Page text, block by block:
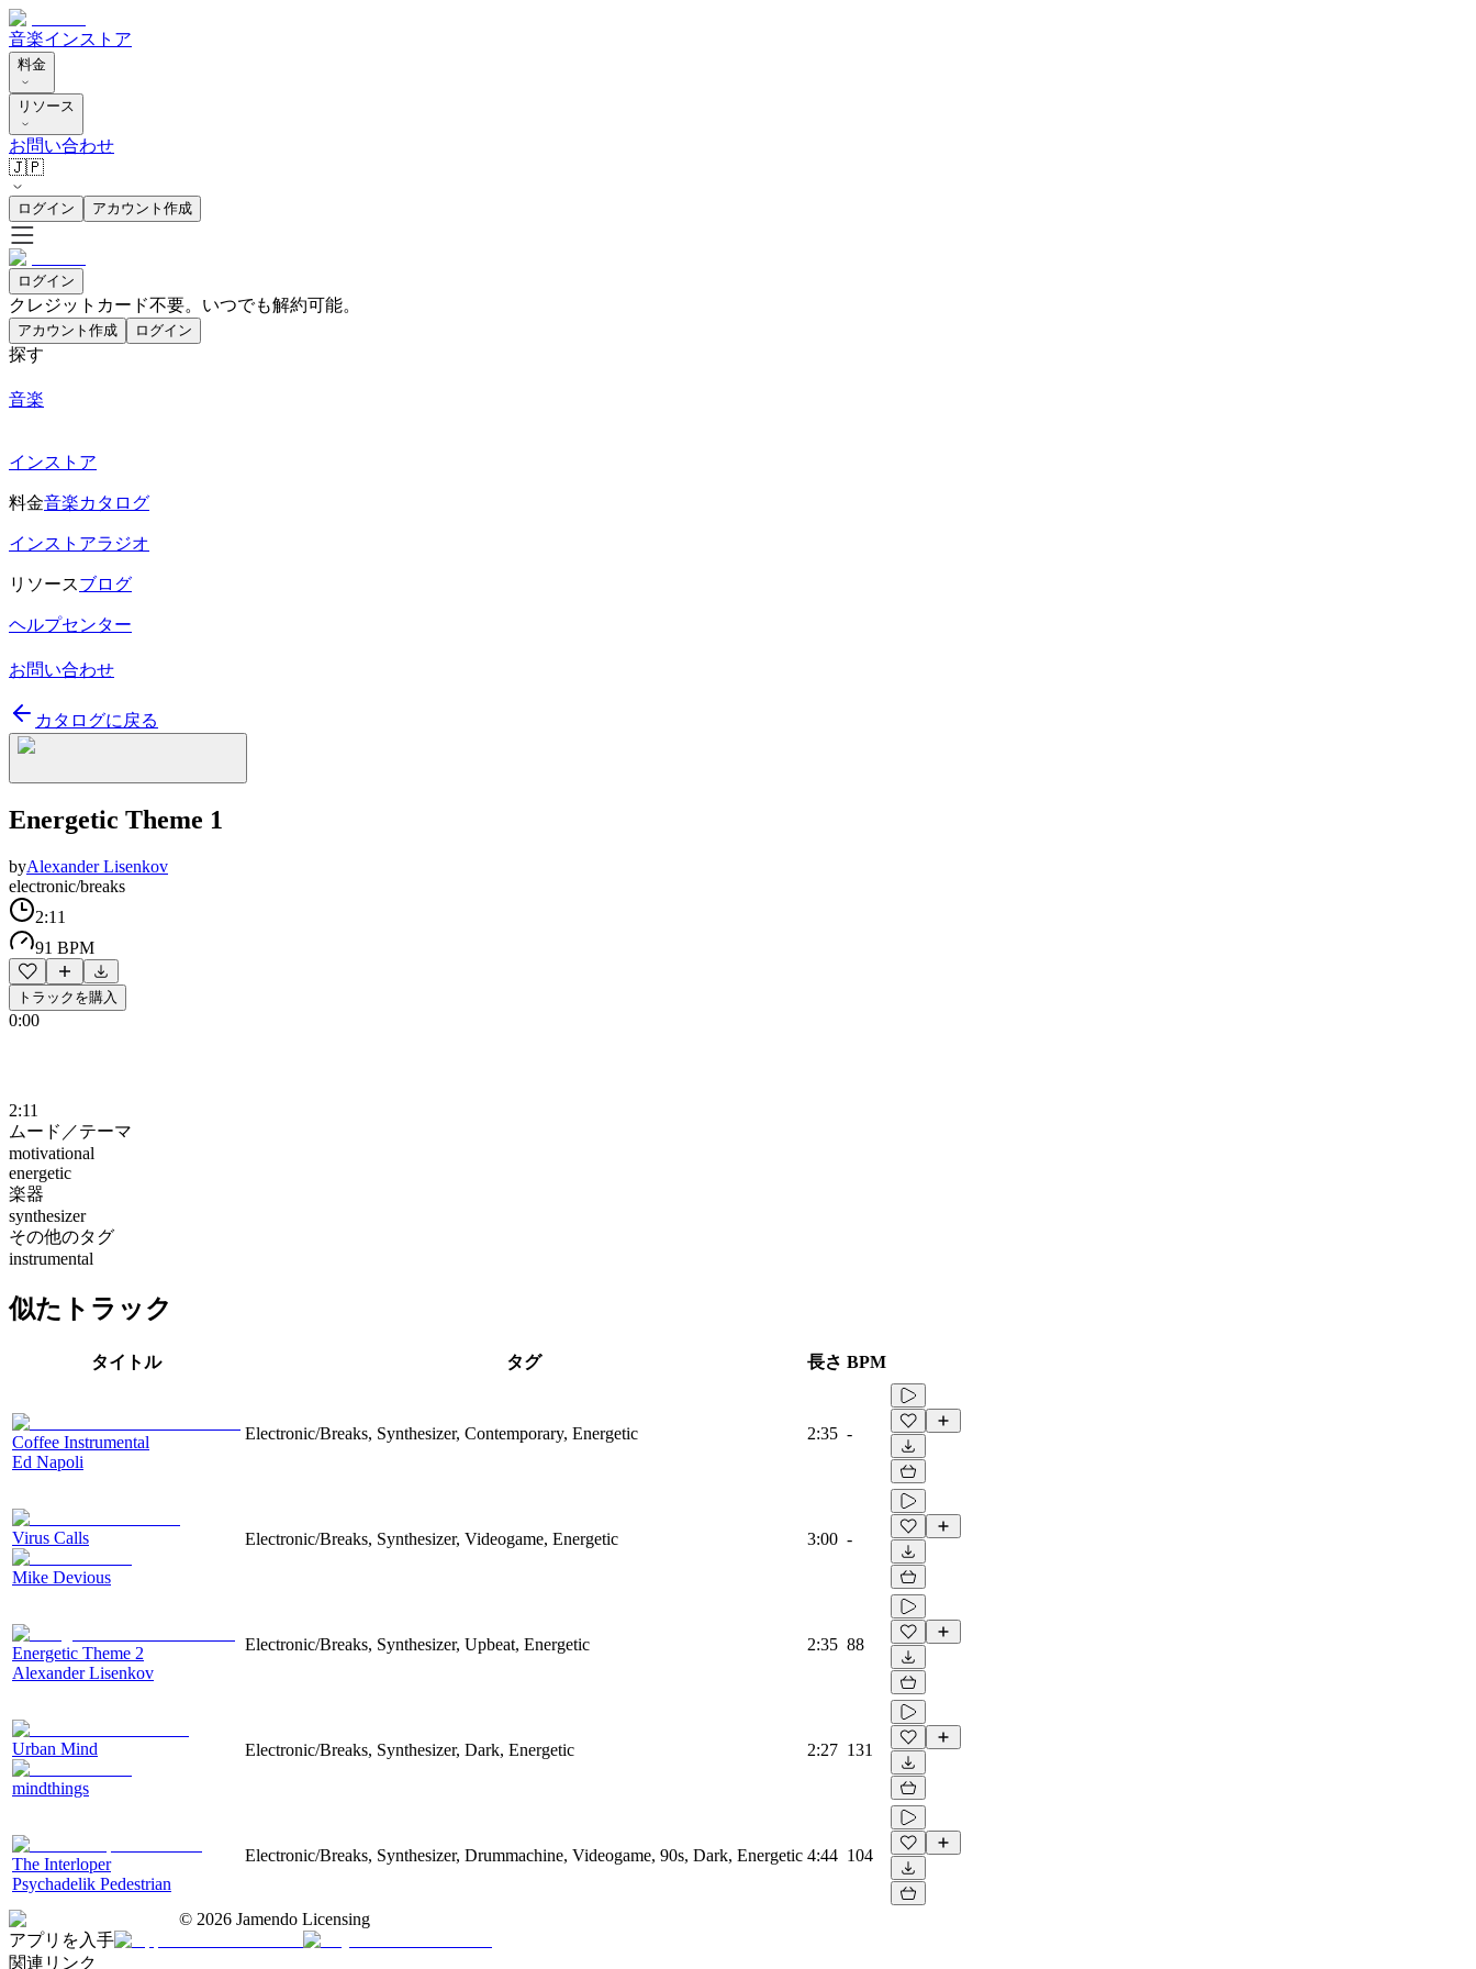
音楽インストア
料金
リソース
お問い合わせ
🇯🇵
ログイン アカウント作成
ログイン
クレジットカード不要。いつでも解約可能。
アカウント作成 ログイン
探す
音楽
インストア
料金音楽カタログ
インストアラジオ
リソースブログ
ヘルプセンター
お問い合わせ
カタログに戻る
Energetic Theme 1
byAlexander Lisenkov
electronic/breaks
2:11
91 BPM
トラックを購入
0:00
2:11
ムード／テーマ
motivational
energetic
楽器
synthesizer
その他のタグ
instrumental
似たトラック
タイトル タグ 長さ BPM
Coffee Instrumental
Ed Napoli
Electronic/Breaks, Synthesizer, Contemporary, Energetic 2:35 -
Virus Calls
Mike Devious
Electronic/Breaks, Synthesizer, Videogame, Energetic 3:00 -
Energetic Theme 2
Alexander Lisenkov
Electronic/Breaks, Synthesizer, Upbeat, Energetic 2:35 88
Urban Mind
mindthings
Electronic/Breaks, Synthesizer, Dark, Energetic 2:27 131
The Interloper
Psychadelik Pedestrian
Electronic/Breaks, Synthesizer, Drummachine, Videogame, 90s, Dark, Energetic 4:44 104
© 2026 Jamendo Licensing
アプリを入手
関連リンク